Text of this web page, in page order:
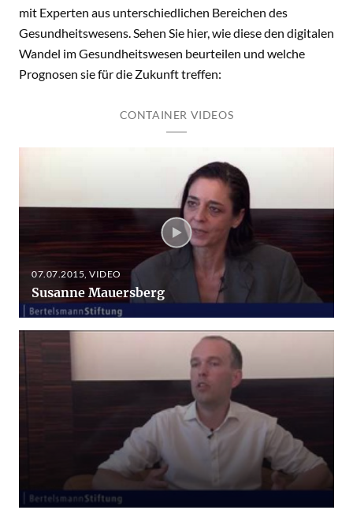
mit Experten aus unterschiedlichen Bereichen des
Gesundheitswesens. Sehen Sie hier, wie diese den digitalen
Wandel im Gesundheitswesen beurteilen und welche
Prognosen sie für die Zukunft treffen:
CONTAINER VIDEOS
07.07.2015 , VIDEO
Susanne Mauersberg